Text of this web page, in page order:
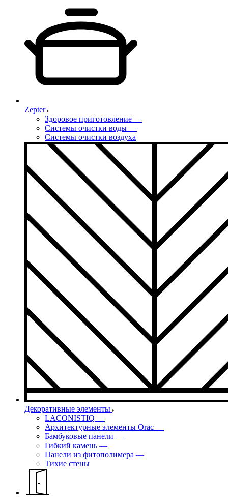
Zepter
Здоровое приготовление —
Системы очистки воды —
Системы очистки воздуха
Декоративные элементы
LACONISTIQ —
Архитектурные элементы Orac —
Бамбуковые панели —
Гибкий камень —
Панели из фитополимера —
Тихие стены